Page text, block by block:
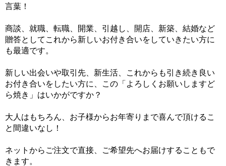
言葉！
商談、就職、転職、開業、引越し、開店、新築、結婚など
贈答としてこれから新しいお付き合いをしていきたい方に
も最適です。
新しい出会いや取引先、新生活、これからも引き続き良い
お付き合いをしたい方に、この「よろしくお願いしますど
ら焼き」はいかがですか？
大人はもちろん、お子様からお年寄りまで喜んで頂けるこ
と間違いなし！
ネットからご注文で直接、ご希望先へお届けすることもで
きます。